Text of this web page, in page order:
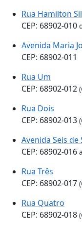
Rua Hamilton
CEP: 68902-010
Avenida Maria
CEP: 68902-011
Rua Um
CEP: 68902-012
Rua Dois
CEP: 68902-013
Avenida Seis
CEP: 68902-016
Rua Três
CEP: 68902-017
Rua Quatro
CEP: 68902-018